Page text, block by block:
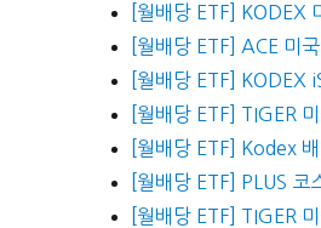
[월배당 ETF] KODEX
[월배당 ETF] ACE 미
[월배당 ETF] KODEX
[월배당 ETF] TIGER
[월배당 ETF] Kodex
[월배당 ETF] PLUS
[월배당 ETF] TIGER